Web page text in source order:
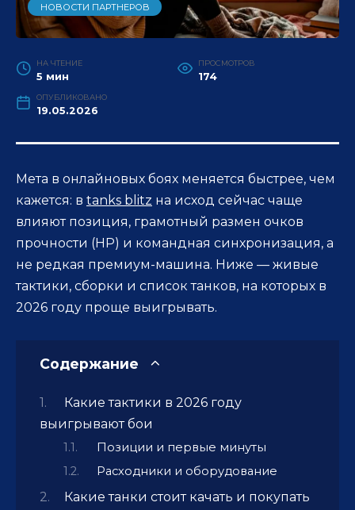
НОВОСТИ ПАРТНЕРОВ
НА ЧТЕНИЕ
5 мин
ПРОСМОТРОВ
174
ОПУБЛИКОВАНО
19.05.2026
Мета в онлайновых боях меняется быстрее, чем
кажется: в tanks blitz на исход сейчас чаще
влияют позиция, грамотный размен очков
прочности (HP) и командная синхронизация, а
не редкая премиум-машина. Ниже — живые
тактики, сборки и список танков, на которых в
2026 году проще выигрывать.
Содержание
Какие тактики в 2026 году
выигрывают бои
Позиции и первые минуты
Расходники и оборудование
Какие танки стоит качать и покупать